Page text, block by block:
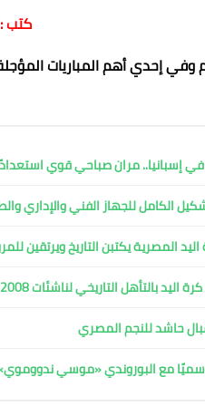
كتب
إحدي أهم المباريات
إسبانيا.. مران صباحي قوي
الكامل للجهاز الفني والإداري
المصرية يكتبن التاريخ ويرتقين
التاريخي لناشئات 2008 للمربع الذهبي
حاشد للنجم المصري
رسميًا مع البوروندي «موسي